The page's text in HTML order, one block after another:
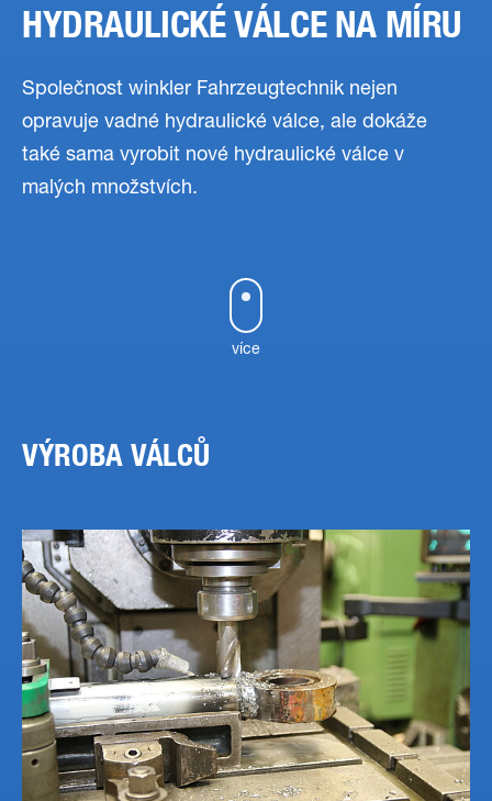
HYDRAULICKÉ VÁLCE NA MÍRU
Společnost winkler Fahrzeugtechnik nejen
opravuje vadné hydraulické válce, ale dokáže
také sama vyrobit nové hydraulické válce v
malých množstvích.
více
VÝROBA VÁLCŮ